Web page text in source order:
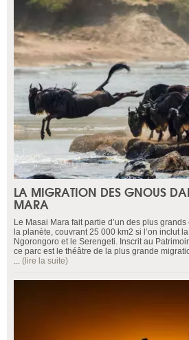
LA MIGRATION DES GNOUS
MARA
Le Masai Mara fait partie d’un des plus
la planète, couvrant 25 000 km2 si l’on inclut
Ngorongoro et le Serengeti. Inscrit au
ce parc est le théâtre de la plus grande
... (lire la suite)